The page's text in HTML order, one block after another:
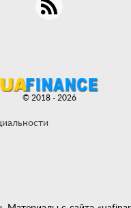
© 2018 - 2026